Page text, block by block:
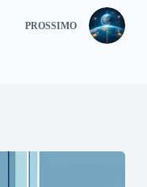
PROSSIMO